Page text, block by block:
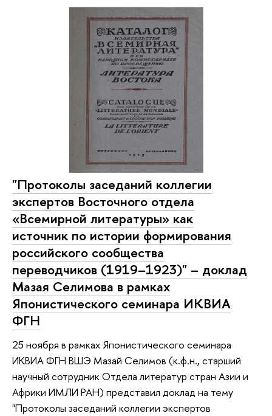
"Протоколы заседаний коллегии
экспертов Восточного отдела
«Всемирной литературы» как
источник по истории формирования
российского сообщества
переводчиков (1919–1923)" – доклад
Мазая Селимова в рамках
Японистического семинара ИКВИА
ФГН
25 ноября в рамках Японистического семинара
ИКВИА ФГН ВШЭ Мазай Селимов (к.ф.н., старший
научный сотрудник Отдела литератур стран Азии и
Африки ИМЛИ РАН) представил доклад на тему
"Протоколы заседаний коллегии экспертов